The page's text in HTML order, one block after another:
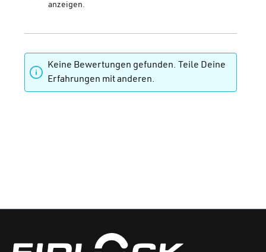
anzeigen.
Keine Bewertungen gefunden. Teile Deine
Erfahrungen mit anderen.